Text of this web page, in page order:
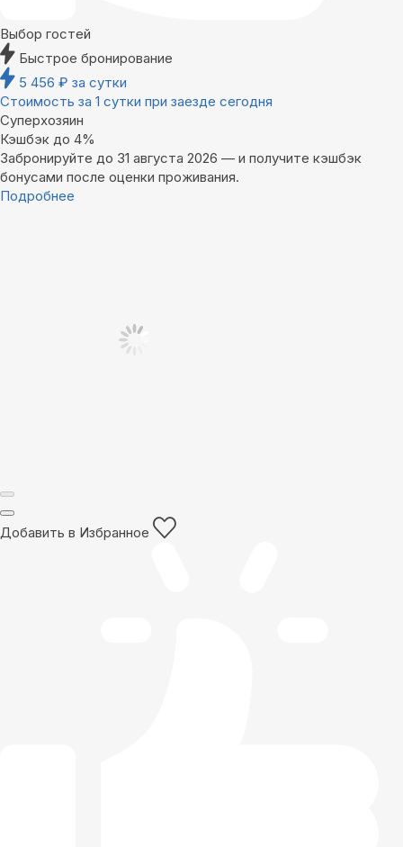
Выбор гостей
Быстрое бронирование
5 456 ₽ за сутки
Стоимость за 1 сутки при заезде сегодня
Суперхозяин
Кэшбэк до 4%
Забронируйте до 31 августа 2026 — и получите кэшбэк
бонусами после оценки проживания.
Подробнее
Добавить в Избранное